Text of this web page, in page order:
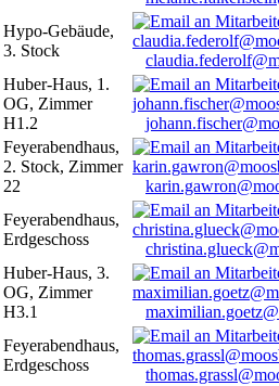
Hypo-Gebäude,
3. Stock
Huber-Haus, 1.
OG, Zimmer
H1.2
Feyerabendhaus,
2. Stock, Zimmer
22
Feyerabendhaus,
Erdgeschoss
Huber-Haus, 3.
OG, Zimmer
H3.1
Feyerabendhaus,
Erdgeschoss